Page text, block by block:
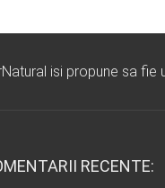
isi propune sa
RECENTE: